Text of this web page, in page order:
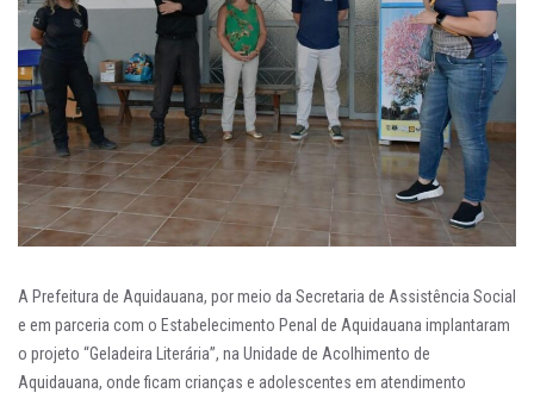
A Prefeitura de Aquidauana, por meio da Secretaria de Assistência Social
e em parceria com o Estabelecimento Penal de Aquidauana implantaram
o projeto “Geladeira Literária”, na Unidade de Acolhimento de
Aquidauana, onde ficam crianças e adolescentes em atendimento